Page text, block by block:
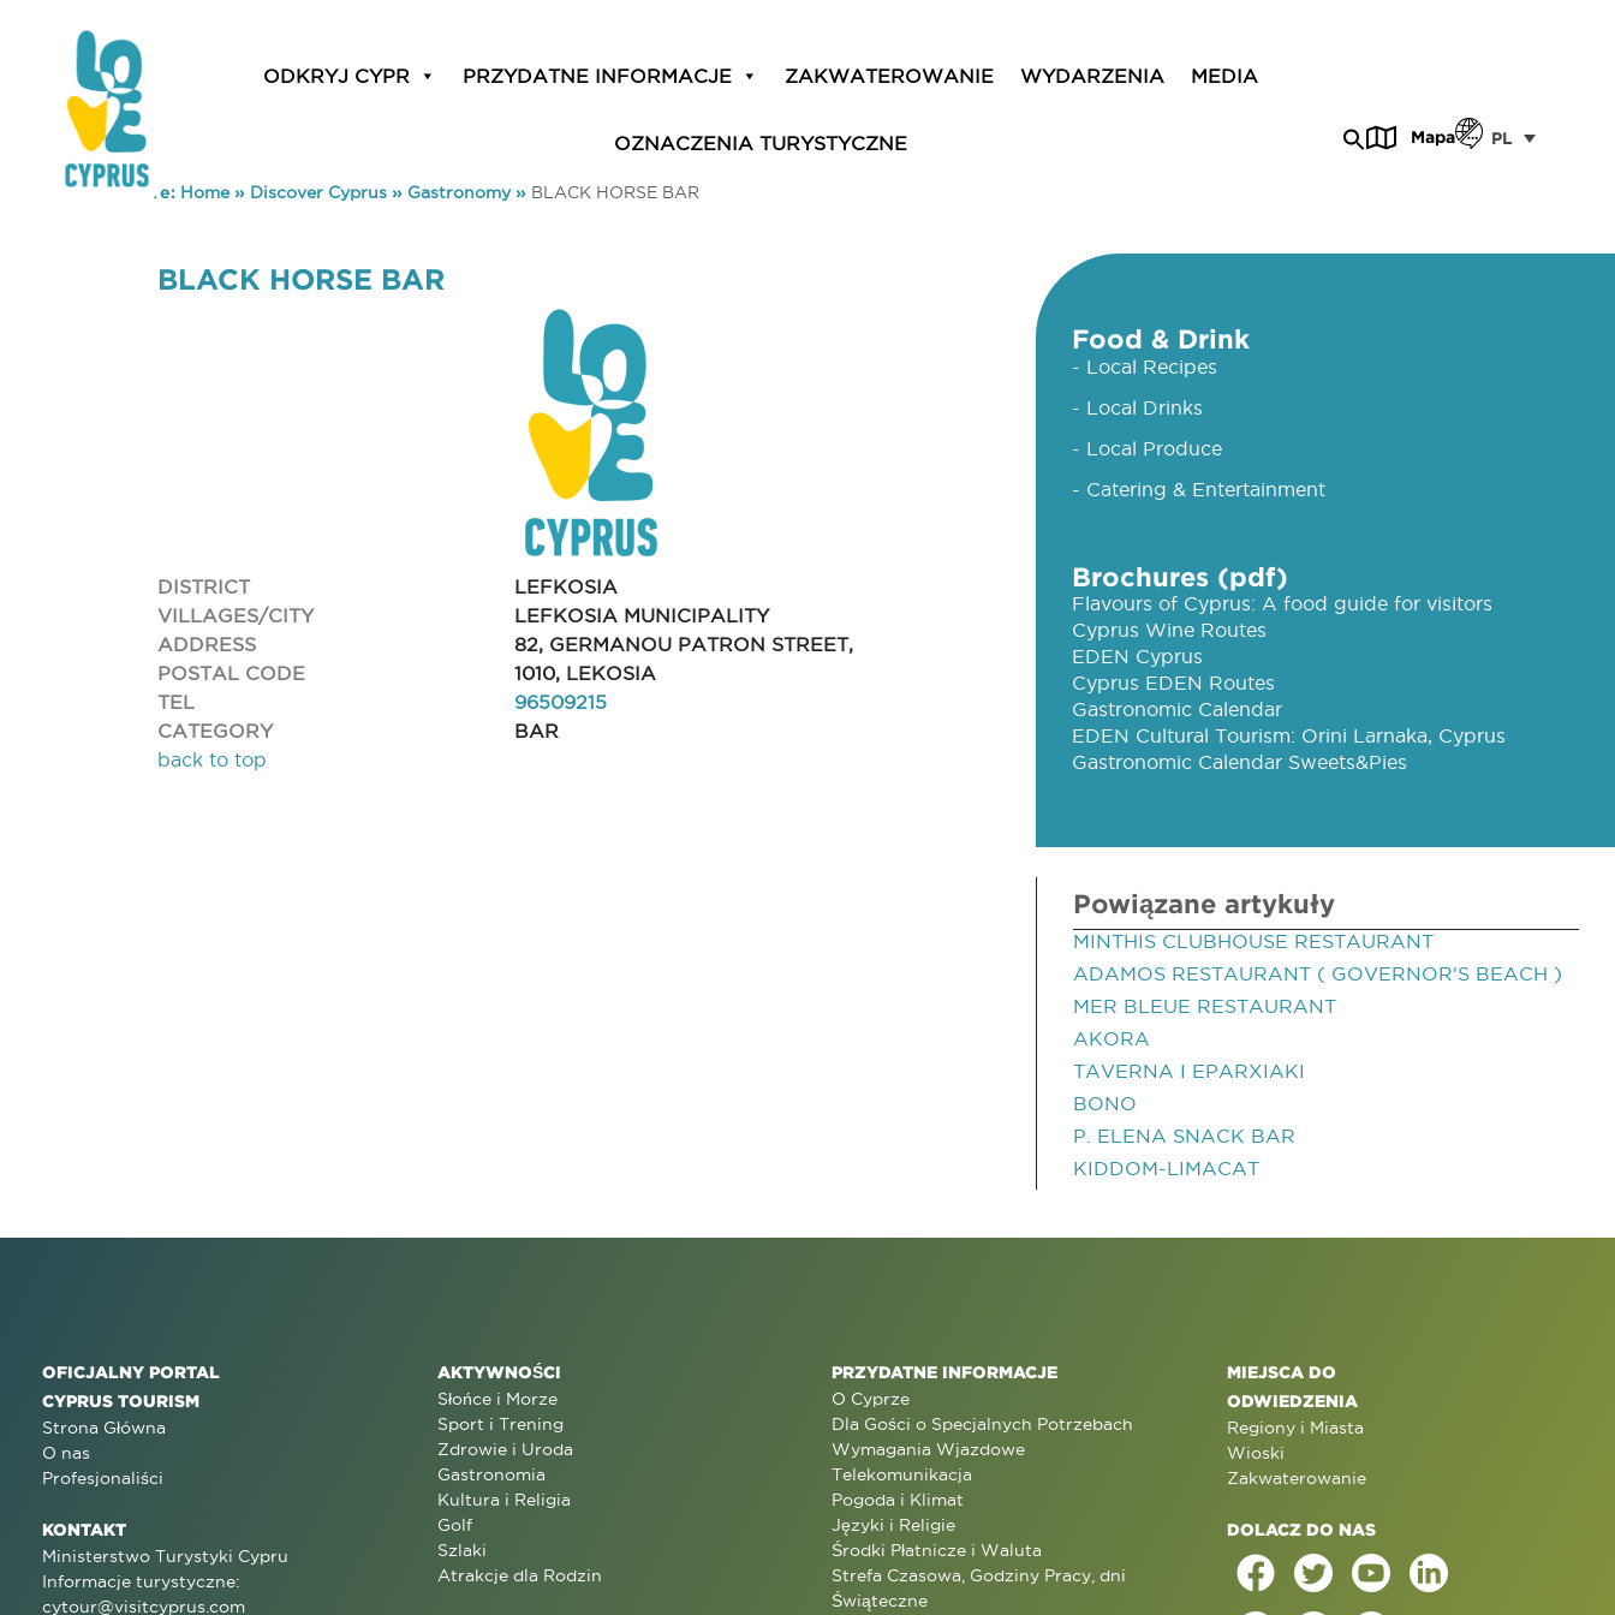
ODKRYJ CYPR PRZYDATNE INFORMACJE ZAKWATEROWANIE WYDARZENIA MEDIA
OZNACZENIA TURYSTYCZNE Mapa PL
You are here: Home» Discover Cyprus » Gastronomy» BLACK HORSE BAR
BLACK HORSE BAR
DISTRICT
LEFKOSIA
VILLAGES/CITY
LEFKOSIA MUNICIPALITY
ADDRESS
82, GERMANOU PATRON STREET,
POSTAL CODE
1010, LEKOSIA
TEL
96509215
CATEGORY
BAR
back to top
Food & Drink
- Local Recipes
- Local Drinks
- Local Produce
- Catering & Entertainment
Brochures (pdf)
Flavours of Cyprus: A food guide for visitors
Cyprus Wine Routes
EDEN Cyprus
Cyprus EDEN Routes
Gastronomic Calendar
EDEN Cultural Tourism: Orini Larnaka, Cyprus
Gastronomic Calendar Sweets&Pies
Powiązane artykuły
MINTHIS CLUBHOUSE RESTAURANT
ADAMOS RESTAURANT ( GOVERNOR'S BEACH )
MER BLEUE RESTAURANT
AKORA
TAVERNA I EPARXIAKI
BONO
P. ELENA SNACK BAR
KIDDOM-LIMACAT
OFICJALNY PORTAL
CYPRUS TOURISM
Strona Główna
O nas
Profesjonaliści
KONTAKT
Ministerstwo Turystyki Cypru
Informacje turystyczne:
cytour@visitcyprus.com
AKTYWNOŚCI
Słońce i Morze
Sport i Trening
Zdrowie i Uroda
Gastronomia
Kultura i Religia
Golf
Szlaki
Atrakcje dla Rodzin
PRZYDATNE INFORMACJE
O Cyprze
Dla Gości o Specjalnych Potrzebach
Wymagania Wjazdowe
Telekomunikacja
Pogoda i Klimat
Języki i Religie
Środki Płatnicze i Waluta
Strefa Czasowa, Godziny Pracy, dni
Świąteczne
MIEJSCA DO
ODWIEDZENIA
Regiony i Miasta
Wioski
Zakwaterowanie
DOLACZ DO NAS